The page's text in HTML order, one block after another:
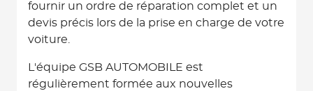
fournir un ordre de réparation complet et un
devis précis lors de la prise en charge de votre
voiture.
L'équipe GSB AUTOMOBILE est
régulièrement formée aux nouvelles